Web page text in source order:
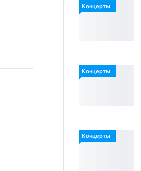
Концерты
Концерты
Концерты